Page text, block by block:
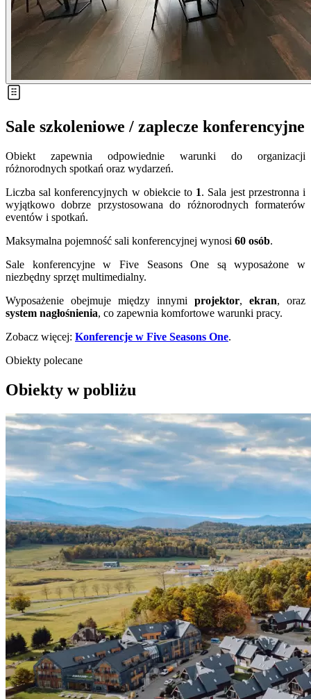
Sale szkoleniowe / zaplecze konferencyjne
Obiekt zapewnia odpowiednie warunki do organizacji
różnorodnych spotkań oraz wydarzeń.
Liczba sal konferencyjnych w obiekcie to 1. Sala jest przestronna i
wyjątkowo dobrze przystosowana do różnorodnych formaterów
eventów i spotkań.
Maksymalna pojemność sali konferencyjnej wynosi 60 osób.
Sale konferencyjne w Five Seasons One są wyposażone w
niezbędny sprzęt multimedialny.
Wyposażenie obejmuje między innymi projektor, ekran, oraz
system nagłośnienia, co zapewnia komfortowe warunki pracy.
Zobacz więcej: Konferencje w Five Seasons One.
Obiekty polecane
Obiekty w pobliżu